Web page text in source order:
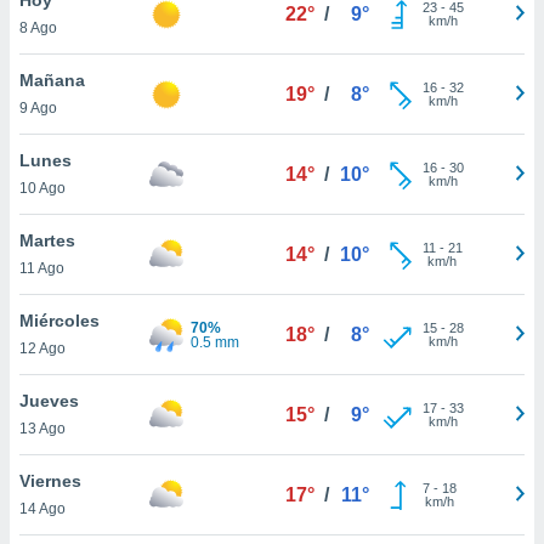
y
en
más
de
8 Ago
22° / 9° 23- 45
km/h
Mañana
9 Ago
19° / 8° 16- 32
km/h
Lunes
10 Ago
14° / 10° 16- 30
km/h
Martes
11 Ago
14° / 10° 11 - 21
km/h
Miércoles
12 Ago
70%
0.5 mm
18° / 8° 15- 28
km/h
Jueves
13 Ago
15° / 9° 17- 33
km/h
Viernes
14 Ago
17° / 11° 7- 18
km/h